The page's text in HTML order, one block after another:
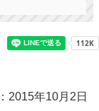
2015年10月2日